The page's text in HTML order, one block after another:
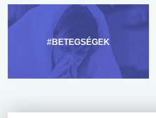
#BETEGSÉGEK